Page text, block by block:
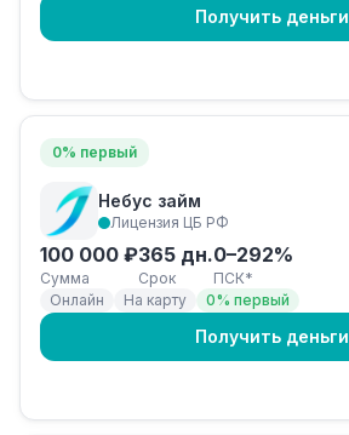
Получить деньги
0% первый
Небус займ
Лицензия ЦБ РФ
100 000 ₽
Сумма
365 дн.
Срок
0–292%
ПСК*
Онлайн
На карту 0% первый
Получить деньги